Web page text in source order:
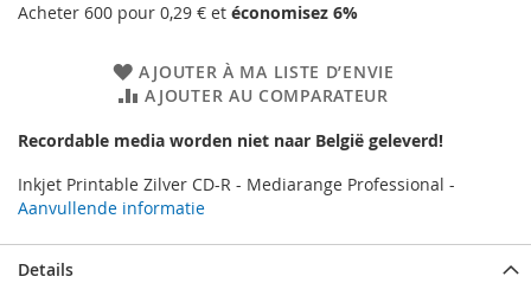
Acheter 600 pour 0,29 € et économisez 6%
AJOUTER À MA LISTE D’ENVIE
AJOUTER AU COMPARATEUR
Recordable media worden niet naar België geleverd!
Inkjet Printable Zilver CD-R - Mediarange Professional -
Aanvullende informatie
Details